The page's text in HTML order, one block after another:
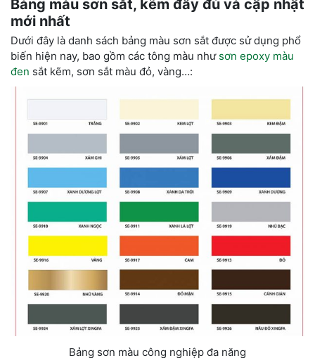
Bảng màu sơn sắt, kẽm đầy đủ và cập nhật
mới nhất
Dưới đây là danh sách bảng màu sơn sắt được sử dụng phổ
biến hiện nay, bao gồm các tông màu như sơn epoxy màu
đen sắt kẽm, sơn sắt màu đỏ, vàng…:
Bảng sơn màu công nghiệp đa năng